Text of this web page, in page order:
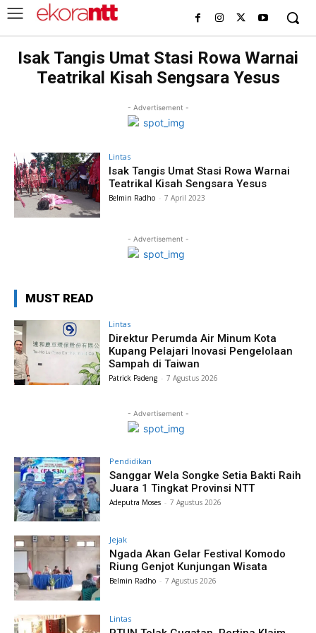
Isak Tangis Umat Stasi Rowa Warnai
Teatrikal Kisah Sengsara Yesus
- Advertisement -
Lintas
Isak Tangis Umat Stasi Rowa Warnai
Teatrikal Kisah Sengsara Yesus
Belmin Radho - 7 April 2023
- Advertisement -
MUST READ
Lintas
Direktur Perumda Air Minum Kota
Kupang Pelajari Inovasi Pengelolaan
Sampah di Taiwan
Patrick Padeng - 7 Agustus 2026
- Advertisement -
Pendidikan
Sanggar Wela Songke Setia Bakti Raih
Juara 1 Tingkat Provinsi NTT
Adeputra Moses - 7 Agustus 2026
Jejak
Ngada Akan Gelar Festival Komodo
Riung Genjot Kunjungan Wisata
Belmin Radho - 7 Agustus 2026
Lintas